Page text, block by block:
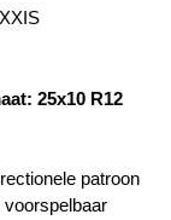
25x10 R12
patroon